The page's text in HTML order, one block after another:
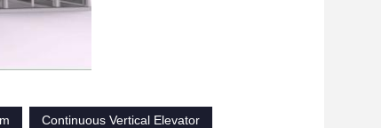
Continuous Vertical Elevator